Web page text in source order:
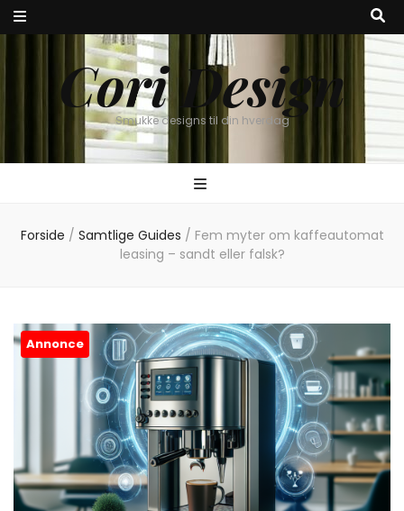
Cori Design
Smukke designs til din hverdag
Forside / Samtlige Guides / Fem myter om kaffeautomat
leasing – sandt eller falsk?
Annonce